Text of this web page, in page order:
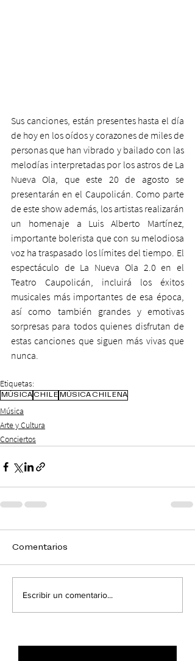
Sus canciones, están presentes hasta el día
de hoy en los oídos y corazones de miles de
personas que han vibrado y bailado con las
melodías interpretadas por los astros de La
Nueva Ola, que este 20 de agosto se
presentarán en el Caupolicán. Como parte
de este show además, los artistas realizarán
un homenaje a Luis Alberto Martínez,
importante bolerista que con su melodiosa
voz ha traspasado los límites del tiempo. El
espectáculo de La Nueva Ola 2.0 en el
Teatro Caupolicán, incluirá los éxitos
musicales más importantes de esa época,
así como también grandes y emotivas
sorpresas para todos quienes disfrutan de
estas canciones que siguen más vivas que
nunca.
Etiquetas:
MÚSICACHILE MÚSICA CHILENA
Música
Arte y Cultura
Conciertos
Comentarios
Escribir un comentario...